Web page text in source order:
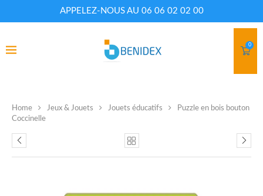
APPELEZ-NOUS AU 06 06 02 02 00
0
Home Jeux & Jouets Jouets éducatifs
Puzzle en bois bouton
Coccinelle